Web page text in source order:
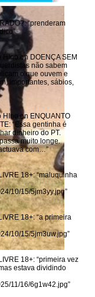
: “prenderam
”
HIno on DOENÇA SEM
não sabem
o que ouvem e
importantes, sábios,
HIno on ENQUANTO
: “Essa gentinha é
dinheiro do PT.
muito longe.
com…”
18+: “maluquinha
10/15/5jm3yy.jpg”
18+: “a primeira
10/15/5jm3uw.jpg”
18+: “primeira vez
estava dividindo
11/16/6g1w42.jpg”